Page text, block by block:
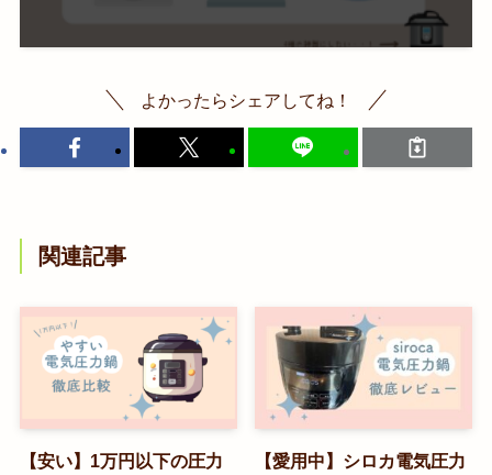
よかったらシェアしてね！
関連記事
【安い】1万円以下の圧力
【愛用中】シロカ電気圧力